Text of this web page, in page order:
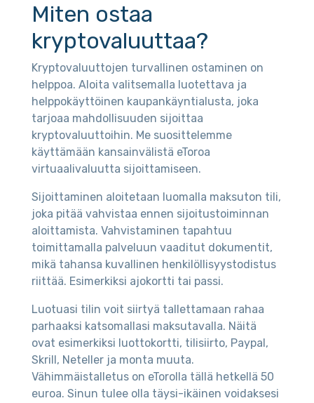
Miten ostaa
kryptovaluuttaa?
Kryptovaluuttojen turvallinen ostaminen on
helppoa. Aloita valitsemalla luotettava ja
helppokäyttöinen kaupankäyntialusta, joka
tarjoaa mahdollisuuden sijoittaa
kryptovaluuttoihin. Me suosittelemme
käyttämään kansainvälistä eToroa
virtuaalivaluutta sijoittamiseen.
Sijoittaminen aloitetaan luomalla maksuton tili,
joka pitää vahvistaa ennen sijoitustoiminnan
aloittamista. Vahvistaminen tapahtuu
toimittamalla palveluun vaaditut dokumentit,
mikä tahansa kuvallinen henkilöllisyystodistus
riittää. Esimerkiksi ajokortti tai passi.
Luotuasi tilin voit siirtyä tallettamaan rahaa
parhaaksi katsomallasi maksutavalla. Näitä
ovat esimerkiksi luottokortti, tilisiirto, Paypal,
Skrill, Neteller ja monta muuta.
Vähimmäistalletus on eTorolla tällä hetkellä 50
euroa. Sinun tulee olla täysi-ikäinen voidaksesi